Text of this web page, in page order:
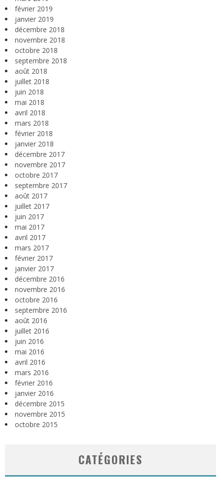
février 2019
janvier 2019
décembre 2018
novembre 2018
octobre 2018
septembre 2018
août 2018
juillet 2018
juin 2018
mai 2018
avril 2018
mars 2018
février 2018
janvier 2018
décembre 2017
novembre 2017
octobre 2017
septembre 2017
août 2017
juillet 2017
juin 2017
mai 2017
avril 2017
mars 2017
février 2017
janvier 2017
décembre 2016
novembre 2016
octobre 2016
septembre 2016
août 2016
juillet 2016
juin 2016
mai 2016
avril 2016
mars 2016
février 2016
janvier 2016
décembre 2015
novembre 2015
octobre 2015
CATÉGORIES